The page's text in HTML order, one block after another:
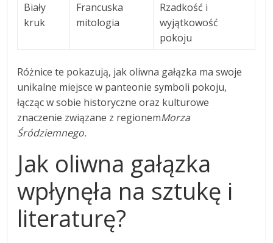
Biały
kruk
Francuska
mitologia
Rzadkość i
wyjątkowość
pokoju
Różnice te pokazują, jak oliwna gałązka ma swoje
unikalne miejsce w panteonie symboli pokoju,
łącząc w sobie historyczne oraz kulturowe
znaczenie związane z regionemMorza
Śródziemnego.
Jak oliwna gałązka
wpłynęła na sztukę i
literaturę?